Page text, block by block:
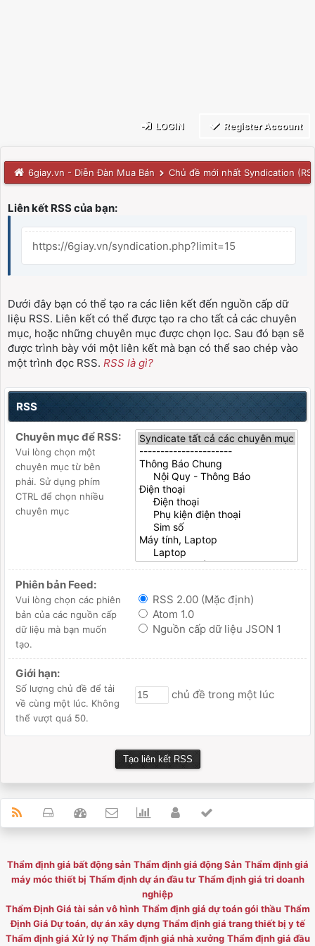
LOGIN Register Account
6giay.vn - Diễn Đàn Mua Bán Chủ đề mới nhất Syndication
Liên kết RSS của bạn:
https://6giay.vn/syndication.php?limit=15
Dưới đây bạn có thể tạo ra các liên kết đến nguồn cấp dữ
liệu RSS. Liên kết có thể được tạo ra cho tất cả các chuyên
mục, hoặc những chuyên mục được chọn lọc. Sau đó bạn sẽ
được trình bày với một liên kết mà bạn có thể sao chép vào
một trình đọc RSS. RSS là gì?
RSS
Chuyên mục để RSS:
Vui lòng chọn một
chuyên mục từ bên
phải. Sử dụng phím
CTRL để chọn nhiều
chuyên mục
Phiên bản Feed:
Vui lòng chọn các phiên
bản của các nguồn cấp
dữ liệu mà bạn muốn
tạo.
RSS 2.00 (Mặc định)
Atom 1.0
Nguồn cấp dữ liệu JSON 1
Giới hạn:
Số lượng chủ đề để tải
về cùng một lúc. Không
thể vượt quá 50.
chủ đề trong một lúc
Thẩm định giá bất động sản Thẩm định giá động Sản Thẩm định giá
máy móc thiết bị Thẩm định dự án đầu tư Thẩm định giá tri doanh
nghiệp
Thẩm Định Giá tài sản vô hình Thẩm định giá dự toán gói thầu Thẩm
Định Giá Dự toán, dự án xây dựng Thẩm định giá trang thiết bị y tế
Thẩm định giá Xử lý nợ Thẩm định giá nhà xưởng Thẩm định giá đầu